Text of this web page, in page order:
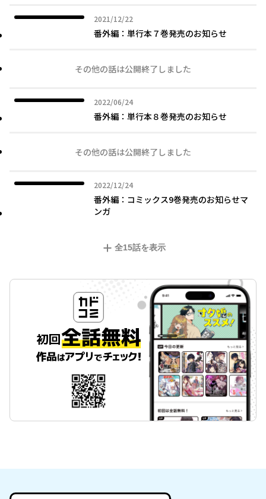
2021/12/22
2021年12月22日
番外編：単行本７巻発売のお知らせ
その他の話は公開終了しました
2022/06/24
2022年06月24日
番外編：単行本８巻発売のお知らせ
その他の話は公開終了しました
2022/12/24
2022年12月24日
番外編：コミックス9巻発売のお知らせマ
ンガ
全15話を表示